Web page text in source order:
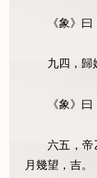
《象》
九四，歸
《象》
六五，帝
月幾望，吉。